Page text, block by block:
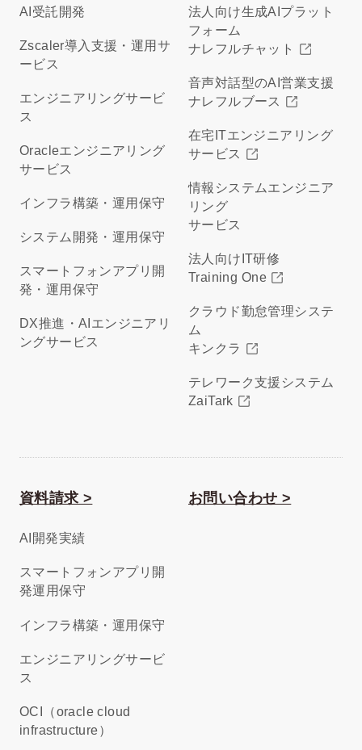
AI受託開発
Zscaler導入支援・運用サ
ービス
エンジニアリングサービ
ス
Oracleエンジニアリング
サービス
インフラ構築・運用保守
システム開発・運用保守
スマートフォンアプリ開
発・運用保守
DX推進・AIエンジニアリ
ングサービス
法人向け生成AIプラット
フォーム
ナレフルチャット
音声対話型のAI営業支援
ナレフルブース
在宅ITエンジニアリング
サービス
情報システムエンジニア
リング
サービス
法人向けIT研修
Training One
クラウド勤怠管理システ
ム
キンクラ
テレワーク支援システム
ZaiTark
資料請求 >
AI開発実績
スマートフォンアプリ開
発運用保守
インフラ構築・運用保守
エンジニアリングサービ
ス
OCI（oracle cloud
infrastructure）
お問い合わせ >